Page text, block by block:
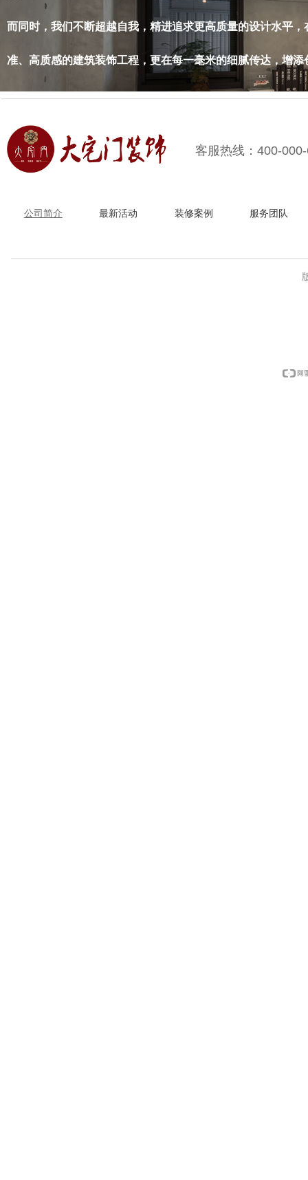
而同时，我们不断超越自我，精进追求更高质量的设计水平
准、高质感的建筑装饰工程，更在每一毫米的细腻传达，增添
客服热线：400-
公司简介 最新活动 装修案例 服务团队